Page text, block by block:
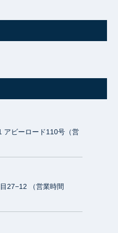
アビーロード110号（営
27−12 （営業時間